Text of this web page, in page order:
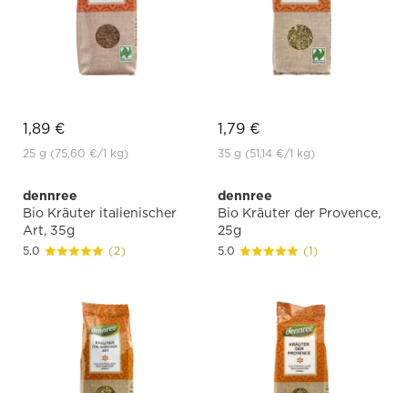
1,89 €
25 g (75,60 €/1 kg)
1,79 €
35 g (51,14 €/1 kg)
dennree
Bio Kräuter italienischer
Art, 35g
5.0 (2)
dennree
Bio Kräuter der Provence,
25g
5.0 (1)